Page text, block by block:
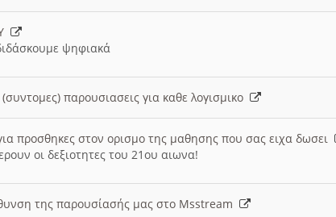
ψηφιακά
(συντομες) παρουσιασεις για καθε λογισμικο
προσθηκες στον ορισμο της μαθησης που σας ειχα δωσει
οι δεξιοτητες του 21ου αιωνα!
της παρουσίασής μας στο Msstream